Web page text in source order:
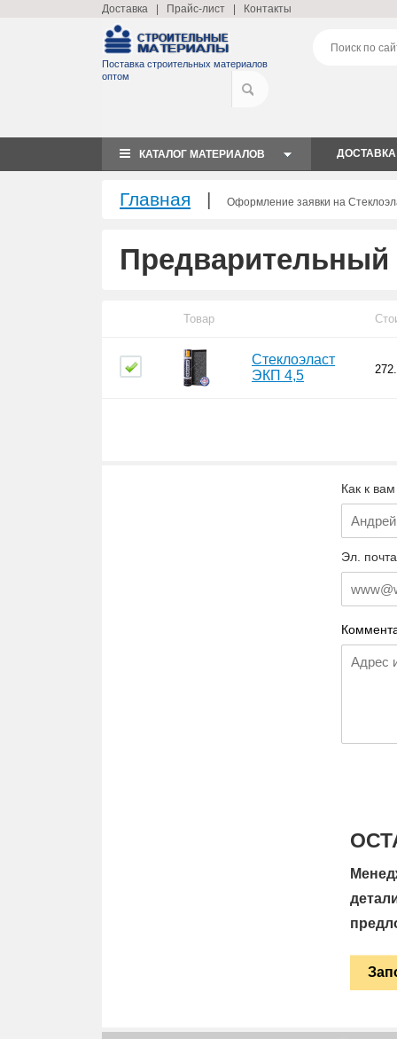
Доставка Прайс-лист Контакты
Поставка строительных материалов
оптом
КАТАЛОГ МАТЕРИАЛОВ ДОСТАВКА
Главная | Оформление заявки на
Предварительный
Товар
Стеклоэласт
ЭКП 4,5
Как к
Эл.